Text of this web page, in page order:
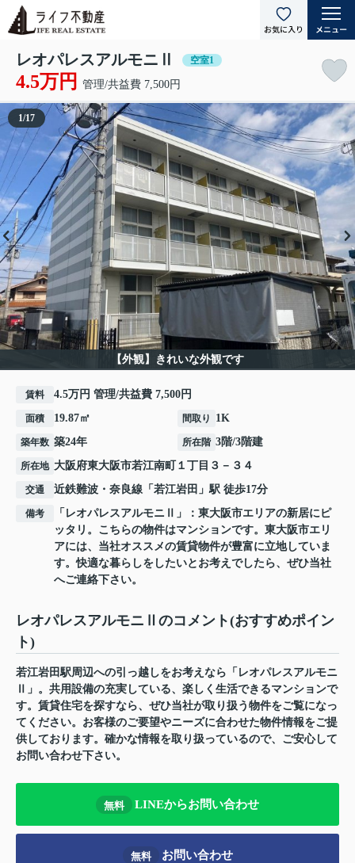
レオパレスアルモニⅡ 空室1
4.5万円 管理/共益費 7,500円
【外観】きれいな外観です
1/17
賃料 4.5万円 管理/共益費 7,500円
面積 19.87㎡ 間取り 1K
築年数 築24年 所在階 3階/3階建
所在地 大阪府東大阪市若江南町 １丁目３－３４
交通 近鉄難波・奈良線 「 若江岩田 」駅 徒歩17分
備考
「レオパレスアルモニⅡ」：東大阪市エリアの新居にピ
ッタリ。こちらの物件はマンションです。東大阪市エリ
アには、当社オススメの賃貸物件が豊富に立地していま
す。快適な暮らしをしたいとお考えでしたら、ぜひ当社
へご連絡下さい。
レオパレスアルモニⅡのコメント(おすすめポイン
ト)
若江岩田駅周辺への引っ越しをお考えなら「レオパレスアルモニ
Ⅱ」。共用設備の充実している、楽しく生活できるマンションで
す。賃貸住宅を探すなら、ぜひ当社が取り扱う物件をご覧になっ
てください。お客様のご要望やニーズに合わせた物件情報をご提
供しております。確かな情報を取り扱っているので、ご安心して
お問い合わせ下さい。
無料 LINEからお問い合わせ
無料 お問い合わせ